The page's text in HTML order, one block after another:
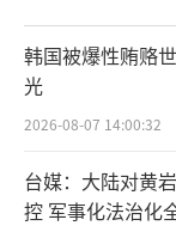
韩国被爆性贿赂
光
2026-08-07 14:00:32
台媒：大陆对黄
控 军事化法治化